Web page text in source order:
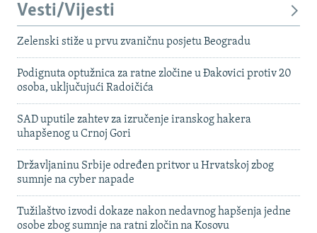
Vesti/Vijesti
Zelenski stiže u prvu zvaničnu posjetu Beogradu
Podignuta optužnica za ratne zločine u Đakovici protiv 20
osoba, uključujući Radoičića
SAD uputile zahtev za izručenje iranskog hakera
uhapšenog u Crnoj Gori
Državljaninu Srbije određen pritvor u Hrvatskoj zbog
sumnje na cyber napade
Tužilaštvo izvodi dokaze nakon nedavnog hapšenja jedne
osobe zbog sumnje na ratni zločin na Kosovu